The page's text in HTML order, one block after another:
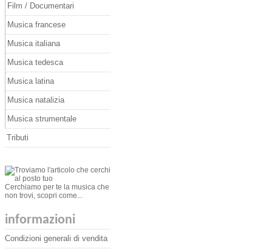
Film / Documentari
Musica francese
Musica italiana
Musica tedesca
Musica latina
Musica natalizia
Musica strumentale
Tributi
Cerchiamo per te la musica che
non trovi, scopri come...
informazioni
Condizioni generali di vendita